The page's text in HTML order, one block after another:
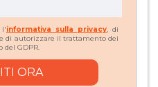
l'informativa sulla privacy, di
di autorizzare il trattamento dei
del GDPR.